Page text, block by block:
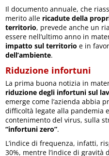
Il documento annuale, che
merito alle ricadute della
territorio, prevede anche un
essere nell’ultimo anno in
impatto sul territorio e in
dell’ambiente.
Riduzione infortuni
La prima buona notizia in
riduzione degli infortuni sul
emerge come l’azienda abbia
difficoltà legate alla pandemia
contenimento del virus, sulla
“infortuni zero”.
L’indice di frequenza, infatti,
30%, mentre l’indice di gravità